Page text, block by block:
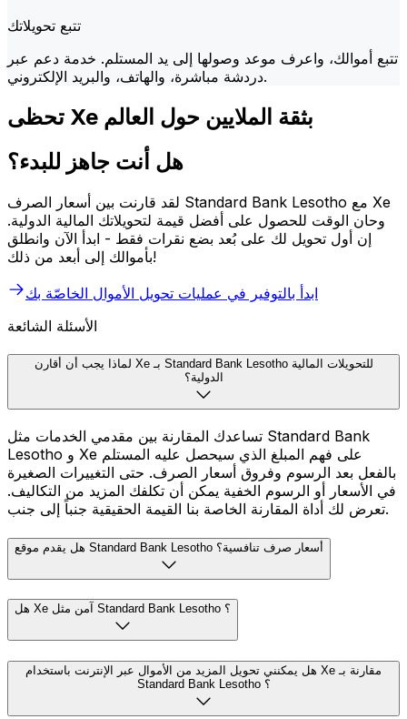
تتبع تحويلاتك
تتبع أموالك، واعرف موعد وصولها إلى يد المستلم. خدمة دعم عبر
دردشة مباشرة، والهاتف، والبريد الإلكتروني.
تحظى Xe بثقة الملايين حول العالم
هل أنت جاهز للبدء؟
لقد قارنت بين أسعار الصرف Standard Bank Lesotho مع Xe
وحان الوقت للحصول على أفضل قيمة لتحويلاتك المالية الدولية.
إن أول تحويل لك على بُعد بضع نقرات فقط - ابدأ الآن وانطلق
بأموالك إلى أبعد من ذلك!
ابدأ بالتوفير في عمليات تحويل الأموال الخاصّة بك
الأسئلة الشائعة
لماذا يجب أن أقارن Xe بـ Standard Bank Lesotho للتحويلات المالية
الدولية؟
تساعدك المقارنة بين مقدمي الخدمات مثل Standard Bank
Lesotho و Xe على فهم المبلغ الذي سيحصل عليه المستلم
بالفعل بعد الرسوم وفروق أسعار الصرف. حتى التغييرات الصغيرة
في الأسعار أو الرسوم الخفية يمكن أن تكلفك المزيد من التكاليف.
تعرض لك أداة المقارنة الخاصة بنا القيمة الحقيقية جنباً إلى جنب.
هل يقدم موقع Standard Bank Lesotho أسعار صرف تنافسية؟
هل Xe آمن مثل Standard Bank Lesotho ؟
هل يمكنني تحويل المزيد من الأموال عبر الإنترنت باستخدام Xe مقارنة بـ
Standard Bank Lesotho ؟